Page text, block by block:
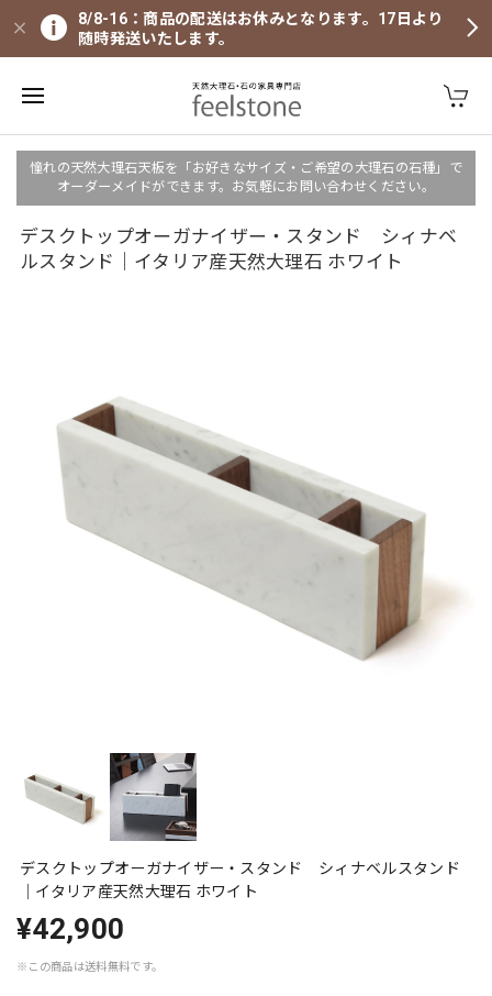
8/8-16：商品の配送はお休みとなります。17日より
随時発送いたします。
憧れの天然大理石天板を「お好きなサイズ・ご希望の大理石の石種」で
オーダーメイドができます。お気軽にお問い合わせください。
デスクトップオーガナイザー・スタンド シィナベ
ルスタンド｜イタリア産天然大理石 ホワイト
デスクトップオーガナイザー・スタンド シィナベルスタンド
｜イタリア産天然大理石 ホワイト
¥42,900
※この商品は送料無料です。